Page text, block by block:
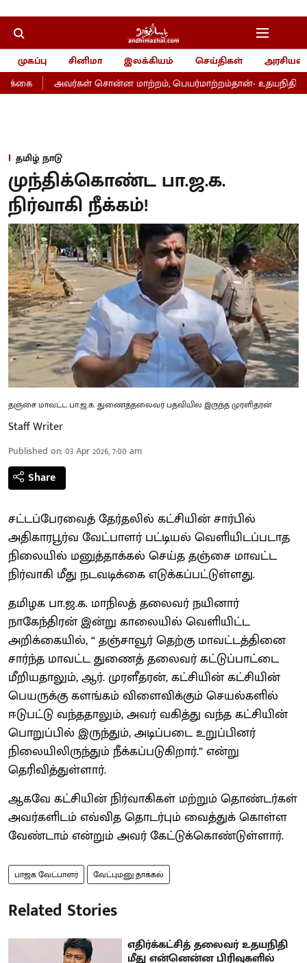
முகப்பு சினிமா இலக்கியம் செய்திகள்
அரசியல்
அவர்கள் சொன்ன மாற்றம், பெயர்மாற்றம்தான்- உதயநிதி
தமிழ் நாடு
முந்திக்கொண்ட பா.ஜ.க.
நிர்வாகி நீக்கம்!
தஞ்சை மாவட்ட பா.ஜ.க. துணைத்தலைவர் பதவியில் இருந்த முரளிதரன்
Staff Writer
Published on:03 Apr 2026, 7:00 am
Share
சட்டப்பேரவைத் தேர்தலில் கட்சியின் சார்பில்
அதிகாரபூர்வ வேட்பாளர் பட்டியல் வெளியிடப்படாத
நிலையில் மனுத்தாக்கல் செய்த தஞ்சை மாவட்ட
நிர்வாகி மீது நடவடிக்கை எடுக்கப்பட்டுள்ளது.
தமிழக பா.ஜ.க. மாநிலத் தலைவர் நயினார்
நாகேந்திரன் இன்று காலையில் வெளியிட்ட
அறிக்கையில், “ தஞ்சாவூர் தெற்கு மாவட்டத்தினை
சார்ந்த மாவட்ட துணைத் தலைவர் கட்டுப்பாட்டை
மீறியதாலும், ஆர். முரளீதரன், கட்சியின் கட்சியின்
பெயருக்கு களங்கம் விளைவிக்கும் செயல்களில்
ஈடுபட்டு வந்ததாலும், அவர் வகித்து வந்த கட்சியின்
பொறுப்பில் இருந்தும், அடிப்படை உறுப்பினர்
நிலையிலிருந்தும் நீக்கப்படுகிறார்.” என்று
தெரிவித்துள்ளார்.
ஆகவே கட்சியின் நிர்வாகிகள் மற்றும் தொண்டர்கள்
அவர்களிடம் எவ்வித தொடர்பும் வைத்துக் கொள்ள
வேண்டாம் என்றும் அவர் கேட்டுக்கொண்டுள்ளார்.
பாஜக வேட்பாளர் வேட்புமனு தாக்கல்
Related Stories
எதிர்க்கட்சித் தலைவர் உதயநிதி
மீது என்னென்ன பிரிவுகளில்